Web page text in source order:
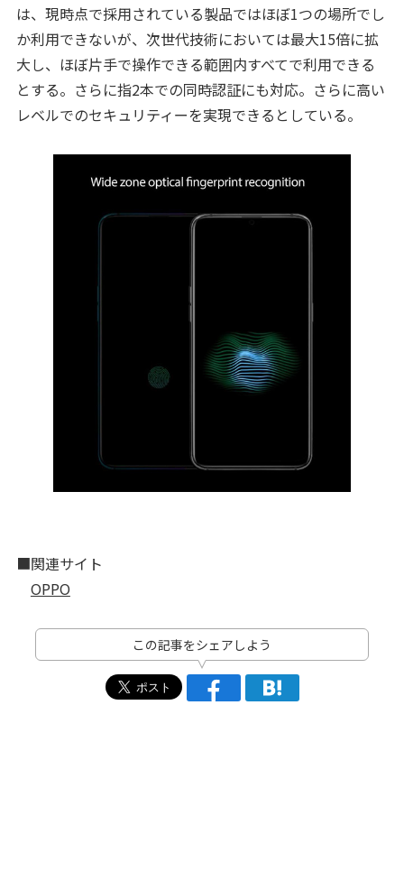
は、現時点で採用されている製品ではほぼ1つの場所でし
か利用できないが、次世代技術においては最大15倍に拡
大し、ほぼ片手で操作できる範囲内すべてで利用できる
とする。さらに指2本での同時認証にも対応。さらに高い
レベルでのセキュリティーを実現できるとしている。
■関連サイト
OPPO
この記事をシェアしよう